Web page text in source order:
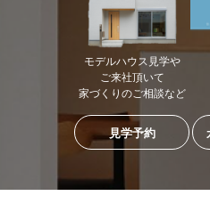
モデルハウス見学や
ご来社頂いて
家づくりのご相談など
見学予約